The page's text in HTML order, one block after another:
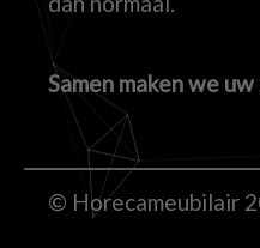
Samen maken we
© Horecameubilair